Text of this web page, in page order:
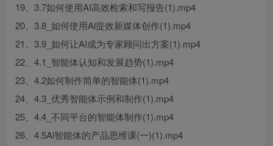
19、3.7如何使用AI高效检索和写报告(1).mp4
20、3.8_如何使用Al提效新媒体创作(1).mp4
21、3.9_如何让AI成为专家顾问出方案(1).mp4
22、4.1_智能体认知和发展趋势(1).mp4
23、4.2如何制作简单的智能体(1).mp4
24、4.3_优秀智能体示例和制作(1).mp4
25、4.4_不同平台的智能体制作(1).mp4
26、4.5Al智能体的产品思维课(一)(1).mp4